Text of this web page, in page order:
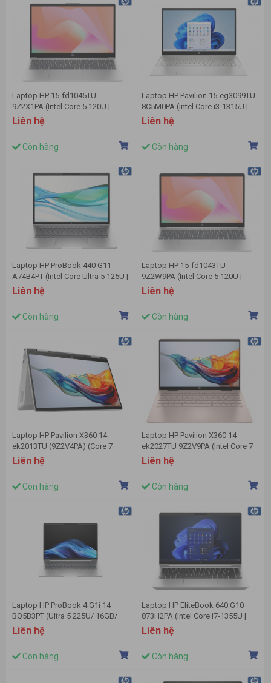
Laptop HP 15-fd1045TU
9Z2X1PA (Intel Core 5 120U |
16GB | 512GB | Intel Arc | 15.6
inch FHD | Win 11 | Bạc)
Liên hệ
Còn hàng
Laptop HP Pavilion 15-eg3099TU
8C5M0PA (Intel Core i3-1315U |
8GB | 256GB | Intel UHD | 15.6
inch FHD | Win 11 | BẠC)
Liên hệ
Còn hàng
Laptop HP ProBook 440 G11
A74B4PT (Intel Core Ultra 5 125U |
8 GB | 512GB | 14 inch WUXGA |
Win 11 | Bạc)
Liên hệ
Còn hàng
Laptop HP 15-fd1043TU
9Z2W9PA (Intel Core 5 120U |
16GB | 1TB | Intel Arc | 15.6 inch
FHD | Win 11 | Bạc)
Liên hệ
Còn hàng
Laptop HP Pavilion X360 14-
ek2013TU (9Z2V4PA) (Core 7
150U/16GB RAM/512GB SSD/14
FHD Cảm ứng/Bút/Win11/Bạc)
Liên hệ
Còn hàng
Laptop HP Pavilion X360 14-
ek2027TU 9Z2V9PA (Intel Core 7
150U | 16GB | 512GB | 14 inch
FHD | Cảm ứng | Win 11 | Vàng)
Liên hệ
Còn hàng
Laptop HP ProBook 4 G1i 14
BQ5B3PT (Ultra 5 225U/ 16GB/
512GB SSD/ 14 inch WUXGA/
Win11/ Silver/ Vỏ nhôm)
Liên hệ
Còn hàng
Laptop HP EliteBook 640 G10
873H2PA (Intel Core i7-1355U |
16GB | 512GB | Intel Iris Xe | 14
inch FHD | Win 11 | Bạc)
Liên hệ
Còn hàng